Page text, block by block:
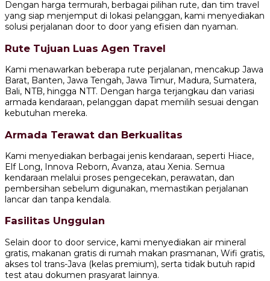
Dengan harga termurah, berbagai pilihan rute, dan tim travel
yang siap menjemput di lokasi pelanggan, kami menyediakan
solusi perjalanan door to door yang efisien dan nyaman.
Rute Tujuan Luas Agen Travel
Kami menawarkan beberapa rute perjalanan, mencakup Jawa
Barat, Banten, Jawa Tengah, Jawa Timur, Madura, Sumatera,
Bali, NTB, hingga NTT. Dengan harga terjangkau dan variasi
armada kendaraan, pelanggan dapat memilih sesuai dengan
kebutuhan mereka.
Armada Terawat dan Berkualitas
Kami menyediakan berbagai jenis kendaraan, seperti Hiace,
Elf Long, Innova Reborn, Avanza, atau Xenia. Semua
kendaraan melalui proses pengecekan, perawatan, dan
pembersihan sebelum digunakan, memastikan perjalanan
lancar dan tanpa kendala.
Fasilitas Unggulan
Selain door to door service, kami menyediakan air mineral
gratis, makanan gratis di rumah makan prasmanan, Wifi gratis,
akses tol trans-Java (kelas premium), serta tidak butuh rapid
test atau dokumen prasyarat lainnya.